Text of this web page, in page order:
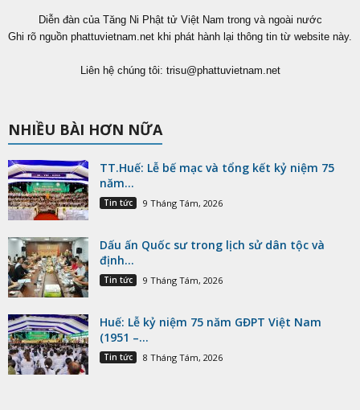
Diễn đàn của Tăng Ni Phật tử Việt Nam trong và ngoài nước
Ghi rõ nguồn phattuvietnam.net khi phát hành lại thông tin từ website này.
Liên hệ chúng tôi: trisu@phattuvietnam.net
NHIỀU BÀI HƠN NỮA
TT.Huế: Lễ bế mạc và tổng kết kỷ niệm 75
năm...
Tin tức 9 Tháng Tám, 2026
Dấu ấn Quốc sư trong lịch sử dân tộc và
định...
Tin tức 9 Tháng Tám, 2026
Huế: Lễ kỷ niệm 75 năm GĐPT Việt Nam
(1951 –...
Tin tức 8 Tháng Tám, 2026